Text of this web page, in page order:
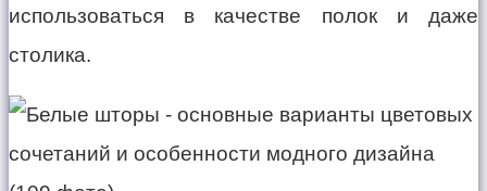
использоваться в качестве полок и даже
столика.